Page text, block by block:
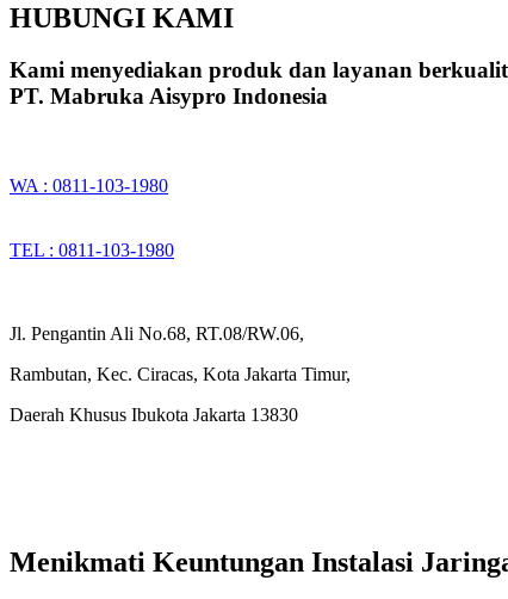
HUBUNGI KAMI
Kami menyediakan produk dan layanan
PT. Mabruka Aisypro Indonesia
WA : 0811-103-1980
TEL : 0811-103-1980
Jl. Pengantin Ali No.68, RT.08/RW.06,
Rambutan, Kec. Ciracas, Kota Jakarta Timur,
Daerah Khusus Ibukota Jakarta 13830
Menikmati Keuntungan Instalasi